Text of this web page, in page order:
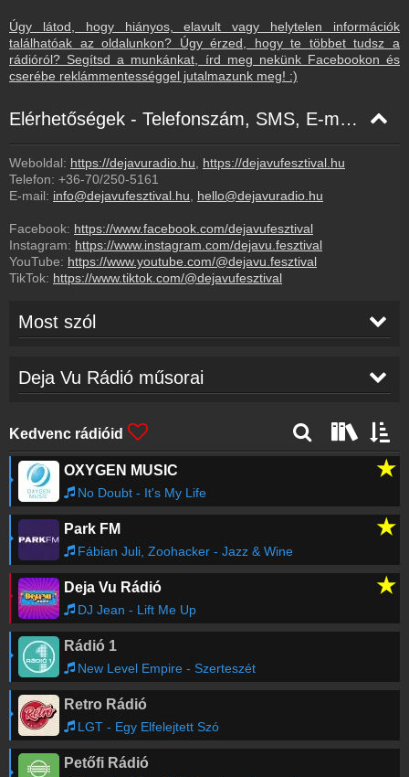
Úgy látod, hogy hiányos, elavult vagy helytelen információk
találhatóak az oldalunkon? Úgy érzed, hogy te többet tudsz a
rádióról? Segítsd a munkánkat, írd meg nekünk Facebookon és
cserébe reklámmentességgel jutalmazunk meg! :)
Elérhetőségek - Telefonszám, SMS, E-mail, Facebook
Weboldal: https://dejavuradio.hu
https://dejavufesztival.hu
Telefon: +36-70/250-5161
E-mail: info@dejavufesztival.hu hello@dejavuradio.hu
Facebook: https://www.facebook.com/dejavufesztival
Instagram: https://www.instagram.com/dejavu.fesztival
YouTube: https://www.youtube.com/@dejavu.fesztival
TikTok: https://www.tiktok.com/@dejavufesztival
Most szól
Emanuel)
01:40 Culture Beat-
01:37 Angel City feat. Lara McAllen
(Oh Sheila)
01:33 Faithless-
01:29 Cece Peniston
01:25 Groove Coverage
01:21 Garfield
Deja Vu Rádió műsorai
Kedvenc rádióid
OXYGEN MUSIC ★
No Doubt - It's My Life
Park FM ★
Fábian Juli, Zoohacker - Jazz & Wine
Deja Vu Rádió ★
DJ Jean - Lift Me Up
Rádió 1
New Level Empire - Szerteszét
Retro Rádió
LGT - Egy Elfelejtett Szó
Petőfi Rádió